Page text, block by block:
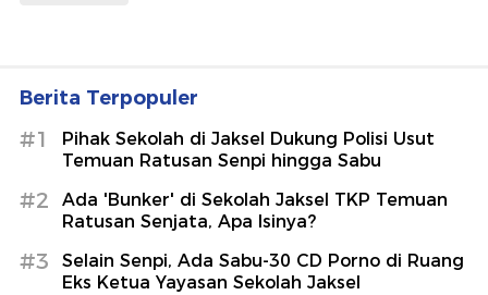
Berita Terpopuler
#1
Pihak Sekolah di Jaksel Dukung Polisi Usut
Temuan Ratusan Senpi hingga Sabu
#2
Ada 'Bunker' di Sekolah Jaksel TKP Temuan
Ratusan Senjata, Apa Isinya?
#3
Selain Senpi, Ada Sabu-30 CD Porno di Ruang
Eks Ketua Yayasan Sekolah Jaksel